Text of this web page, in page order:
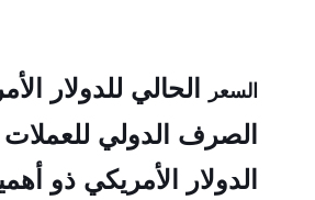
السعر
الحالي للدولار
الصرف الدولي
الدولار الأمريكي ذو